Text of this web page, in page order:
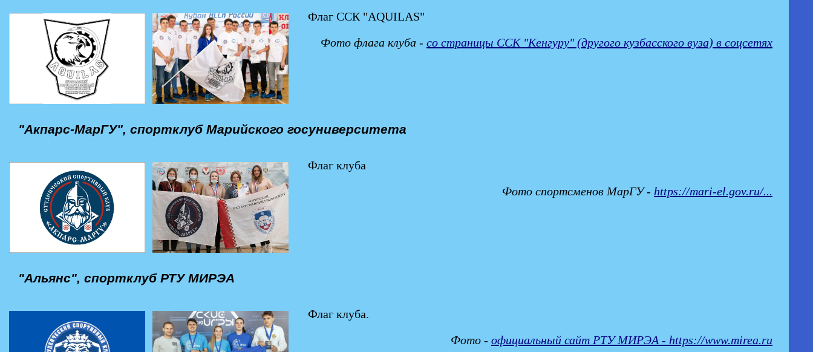
Флаг ССК "AQUILAS"
Фото флага клуба - со страницы ССК "Кенгуру" (другого кузбасского вуза) в соцсетях
"Акпарс-МарГУ", спортклуб Марийского госуниверситета
Флаг клуба
Фото спортсменов МарГУ - https://mari-el.gov.ru/...
"Альянс", спортклуб РТУ МИРЭА
Флаг клуба.
Фото - официальный сайт РТУ МИРЭА - https://www.mirea.ru